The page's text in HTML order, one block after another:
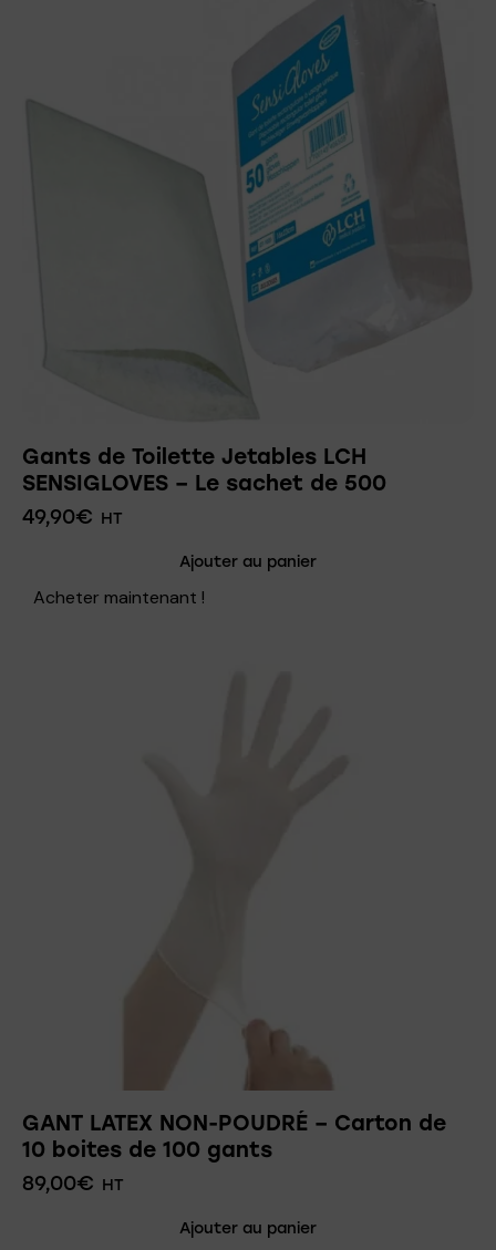
Gants de Toilette Jetables LCH
SENSIGLOVES – Le sachet de 500
49,90€ HT
Ajouter au panier
Acheter maintenant !
GANT LATEX NON-POUDRÉ – Carton de
10 boites de 100 gants
89,00€ HT
Ajouter au panier